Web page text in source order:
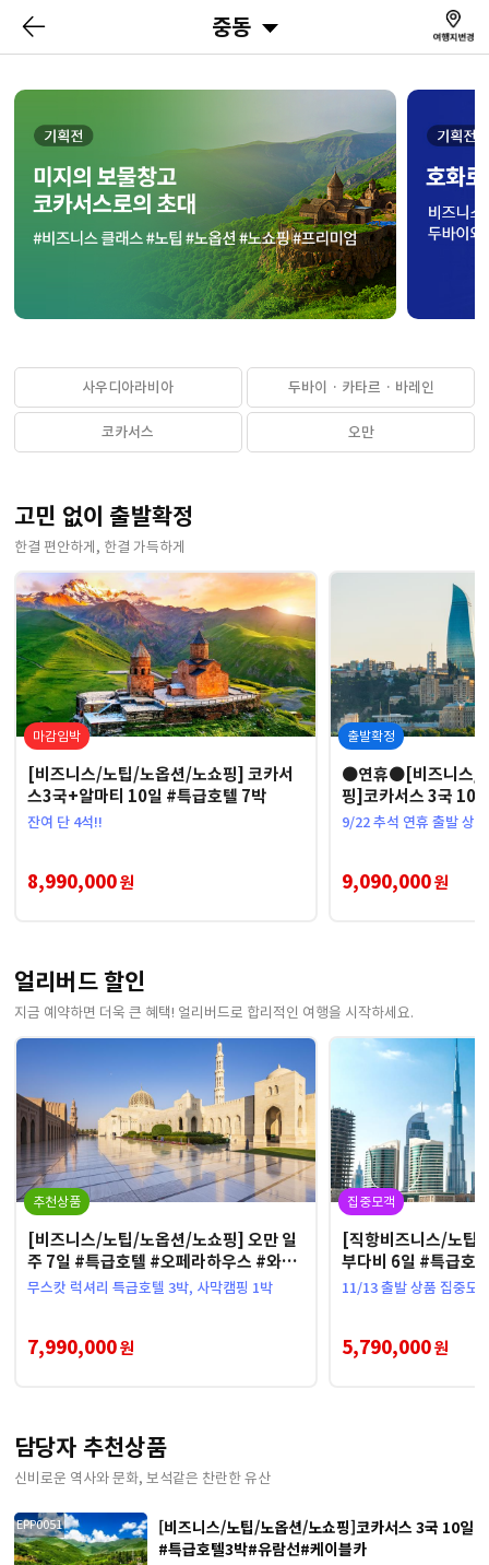
중동
사우디아라비아 두바이 · 카타르 · 바레인
코카서스 오만
고민 없이 출발확정
한결 편안하게, 한결 가득하게
마감임박
[비즈니스/노팁/노옵션/노쇼핑] 코카서
스3국+알마티 10일 #특급호텔 7박
잔여 단 4석!!
8,990,000원
출발확정
●연휴●[비즈니스/
핑]코카서스 3국 10
람선#케이블카
9/22 추석 연휴 출발 상
9,090,000원
얼리버드 할인
지금 예약하면 더욱 큰 혜택! 얼리버드로 합리적인 여행을 시작하세요.
추천상품
[비즈니스/노팁/노옵션/노쇼핑] 오만 일
주 7일 #특급호텔 #오페라하우스 #와디
샵 #비마싱크홀
무스캇 럭셔리 특급호텔 3박, 사막캠핑 1박
7,990,000원
집중모객
[직항비즈니스/노팁
부다비 6일 #특급호
11/13 출발 상품 집중모
5,790,000원
담당자 추천상품
신비로운 역사와 문화, 보석같은 찬란한 유산
EPP0051
[비즈니스/노팁/노옵션/노쇼핑]코카서스 3국 10일
#특급호텔3박#유람선#케이블카